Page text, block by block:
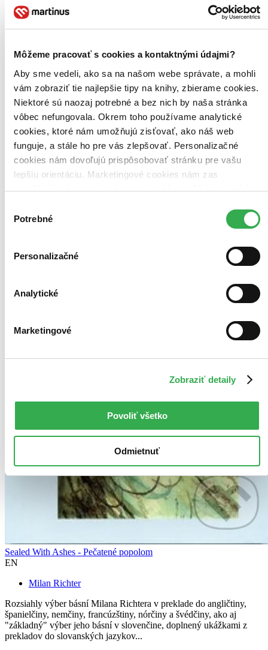
Môžeme pracovať s cookies a kontaktnými údajmi?
Aby sme vedeli, ako sa na našom webe správate, a mohli
vám zobraziť tie najlepšie tipy na knihy, zbierame cookies.
Niektoré sú naozaj potrebné a bez nich by naša stránka
vôbec nefungovala. Okrem toho používame analytické
cookies, ktoré nám umožňujú zisťovať, ako náš web
funguje, a stále ho pre vás zlepšovať. Personalizačné
cookies nám dovoľujú prispôsobovať stránku pre vašu
lepšiu orientáciu. Marketingové cookies nám zas
umožňujú zobrazenie relevantnej reklamy. Niektoré údaje
keby sme mohli používať všetky tieto cookies. Ďakujeme!
súhlasu
Potrebné
Personalizačné
Analytické
Marketingové
Zobraziť detaily
Povoliť všetko
Odmietnuť
Túto knihu sme vykúpili cez
a je vo
výbornom stave.
Rozdiel medzi touto knihou a novou by ste
asi ani nespoznali. Knihu sme označili nálepkou, ktorá môže
19,20 €
Na sklade
Tento produkt síce máme aktuálne na sklade, máme však už
iba posledné kusy a ďalšie už nemá ani distribútor, preto je
možné, že bude onedlho úplne vypredaný. Ak ho chcete mať,
ponáhľajte sa!
Vložiť do košíka
Sealed With Ashes - Pečatené popolom
EN
Milan Richter
Rozsiahly výber básní Milana Richtera v preklade do angličtiny,
španielčiny, nemčiny, francúzštiny, nórčiny a švédčiny, ako aj
"základný" výber jeho básní v slovenčine, doplnený ukážkami z
prekladov do slovanských jazykov...